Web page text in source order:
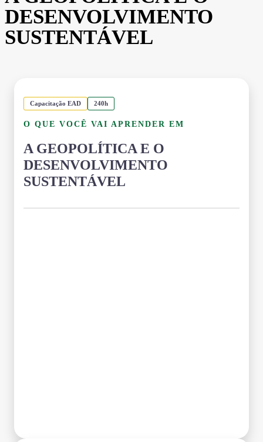
DESENVOLVIMENTO
SUSTENTÁVEL
Capacitação EAD 240h
O QUE VOCÊ VAI APRENDER EM
A GEOPOLÍTICA E O
DESENVOLVIMENTO
SUSTENTÁVEL